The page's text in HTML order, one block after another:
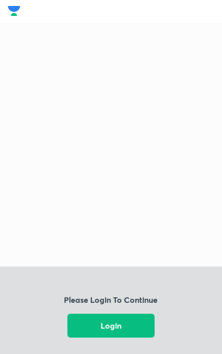
Please Login To Continue
Login